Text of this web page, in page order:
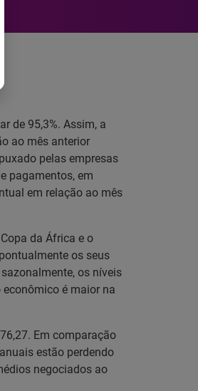
de 95,3%. Assim, a
ao mês anterior
pelas empresas
pagamentos, em
em relação ao mês
da África e o
os seus
os níveis
é maior na
Em comparação
estão perdendo
negociados ao